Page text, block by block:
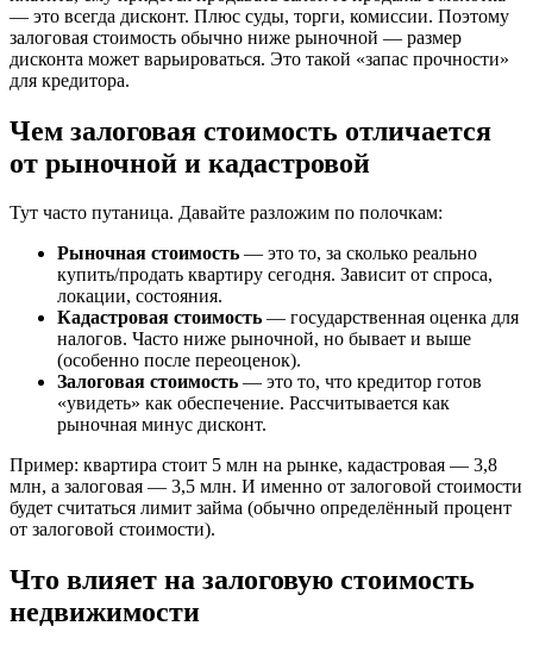
— это всегда дисконт. Плюс суды, торги, комиссии. Поэтому
залоговая стоимость обычно ниже рыночной — размер
дисконта может варьироваться. Это такой «запас прочности»
для кредитора.
Чем залоговая стоимость отличается
от рыночной и кадастровой
Тут часто путаница. Давайте разложим по полочкам:
Рыночная стоимость — это то, за сколько реально
купить/продать квартиру сегодня. Зависит от спроса,
локации, состояния.
Кадастровая стоимость — государственная оценка для
налогов. Часто ниже рыночной, но бывает и выше
(особенно после переоценок).
Залоговая стоимость — это то, что кредитор готов
«увидеть» как обеспечение. Рассчитывается как
рыночная минус дисконт.
Пример: квартира стоит 5 млн на рынке, кадастровая — 3,8
млн, а залоговая — 3,5 млн. И именно от залоговой стоимости
будет считаться лимит займа (обычно определённый процент
от залоговой стоимости).
Что влияет на залоговую стоимость
недвижимости